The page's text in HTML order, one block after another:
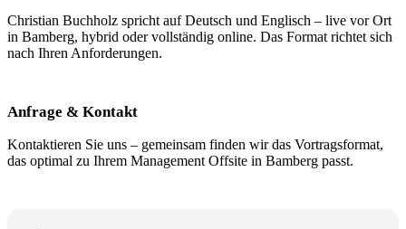
Christian Buchholz spricht auf Deutsch und Englisch – live vor Ort
in Bamberg, hybrid oder vollständig online. Das Format richtet sich
nach Ihren Anforderungen.
Anfrage & Kontakt
Kontaktieren Sie uns – gemeinsam finden wir das Vortragsformat,
das optimal zu Ihrem Management Offsite in Bamberg passt.